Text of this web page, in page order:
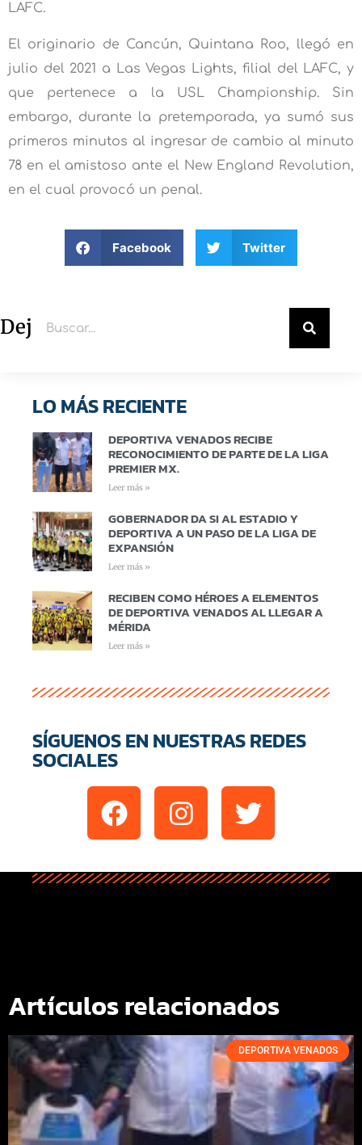
LAFC.
El originario de Cancún, Quintana Roo, llegó en
julio del 2021 a Las Vegas Lights, filial del LAFC, y
que pertenece a la USL Championship. Sin
embargo, durante la pretemporada, ya sumó sus
primeros minutos al ingresar de cambio al minuto
78 en el amistoso ante el New England Revolution,
en el cual provocó un penal.
Facebook Twitter
Deja un comentario
LO MÁS RECIENTE
DEPORTIVA VENADOS RECIBE
RECONOCIMIENTO DE PARTE DE LA LIGA
PREMIER MX.
Leer más »
GOBERNADOR DA SI AL ESTADIO Y
DEPORTIVA A UN PASO DE LA LIGA DE
EXPANSIÓN
Leer más »
RECIBEN COMO HÉROES A ELEMENTOS
DE DEPORTIVA VENADOS AL LLEGAR A
MÉRIDA
Leer más »
SÍGUENOS EN NUESTRAS REDES
SOCIALES
Artículos relacionados
DEPORTIVA VENADOS